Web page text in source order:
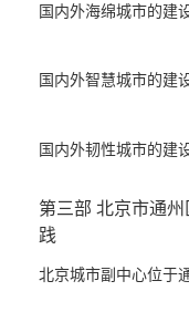
国内外海绵城市的建
国内外智慧城市的建
国内外韧性城市的建
第三部 北京市通
践
北京城市副中心位于